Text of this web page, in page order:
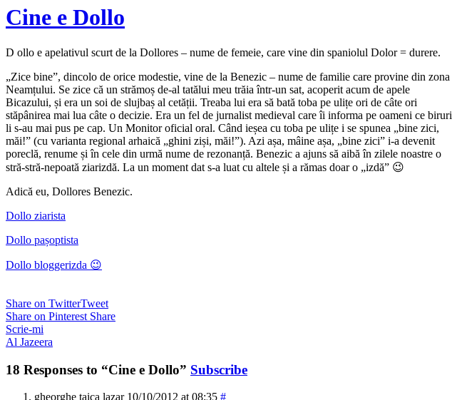
Cine e Dollo
D ollo e apelativul scurt de la Dollores – nume de femeie, care vine din spaniolul Dolor = durere.
„Zice bine”, dincolo de orice modestie, vine de la Benezic – nume de familie care provine din zona
Neamțului. Se zice că un strămoș de-al tatălui meu trăia într-un sat, acoperit acum de apele
Bicazului, și era un soi de slujbaș al cetății. Treaba lui era să bată toba pe ulițe ori de câte ori
stăpânirea mai lua câte o decizie. Era un fel de jurnalist medieval care îi informa pe oameni ce biruri
li s-au mai pus pe cap. Un Monitor oficial oral. Când ieșea cu toba pe ulițe i se spunea „bine zici,
măi!” (cu varianta regional arhaică „ghini ziși, măi!”). Azi așa, mâine așa, „bine zici” i-a devenit
poreclă, renume și în cele din urmă nume de rezonanță. Benezic a ajuns să aibă în zilele noastre o
stră-stră-nepoată ziarizdă. La un moment dat s-a luat cu altele și a rămas doar o „izdă” 😉
Adică eu, Dollores Benezic.
Dollo ziarista
Dollo pașoptista
Dollo bloggerizda 😉
Share on TwitterTweet
Share on Pinterest Share
Scrie-mi
Al Jazeera
18 Responses to “Cine e Dollo” Subscribe
gheorghe taica lazar 10/10/2012 at 08:35 #